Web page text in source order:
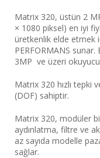
Matrix 320, üstün 2
× 1080 piksel) en iyi
üretkenlik elde etmek
PERFORMANS
3MP ve üzeri
Matrix 320 hızlı tepki
(DOF) sahiptir.
Matrix 320, modüler
aydınlatma, filtre ve
az sayıda modelle
sağlar.